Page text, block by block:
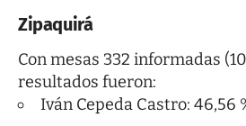
Zipaquirá
Con mesas 332 informadas
resultados fueron:
Iván Cepeda Castro: 46,56